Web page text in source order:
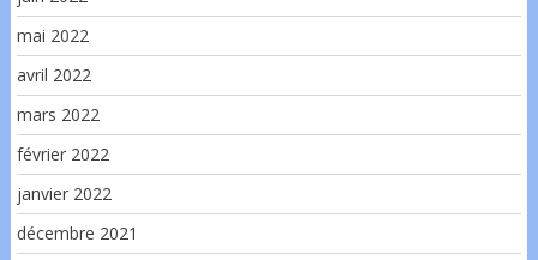
mai 2022
avril 2022
mars 2022
février 2022
janvier 2022
décembre 2021